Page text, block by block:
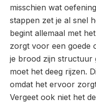
misschien wat
stappen zet je al snel
begint allemaal met
zorgt voor een goede
je brood zijn structuur
moet het deeg rijzen.
omdat het ervoor
Vergeet ook niet het